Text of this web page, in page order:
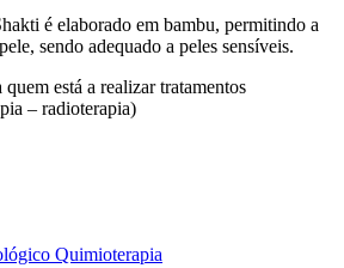
é elaborado em bambu, permitindo a
sendo adequado a peles sensíveis.
está a realizar tratamentos
– radioterapia)